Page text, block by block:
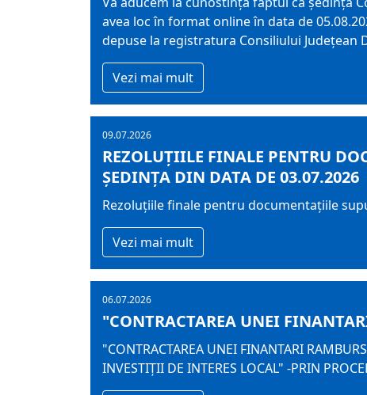
avea loc în format online în data de
depuse la registratura Consiliului Județean
Vezi mai mult
09.07.2026
REZOLUȚIILE FINALE PENTRU
ȘEDINȚA DIN DATA DE 03.07.2026
Rezoluțiile finale pentru documentațiile
Vezi mai mult
06.07.2026
"CONTRACTAREA UNEI
"CONTRACTAREA UNEI FINANTARI
INVESTIȚII DE INTERES LOCAL" -PRIN